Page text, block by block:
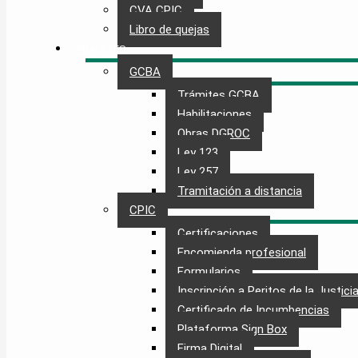
CVA CPIC
Libro de quejas
TRÁMITES
GCBA
Trámites GCBA
Habilitaciones
Obras DGROC
Ley 123
Ley 257
Tramitación a distancia
CPIC
Certificaciones
Encomienda profesional
Formularios
Inscripción a Peritos de la Justicia
Certificado de Incumbencias
Plataforma Sign Box
Firma Digital